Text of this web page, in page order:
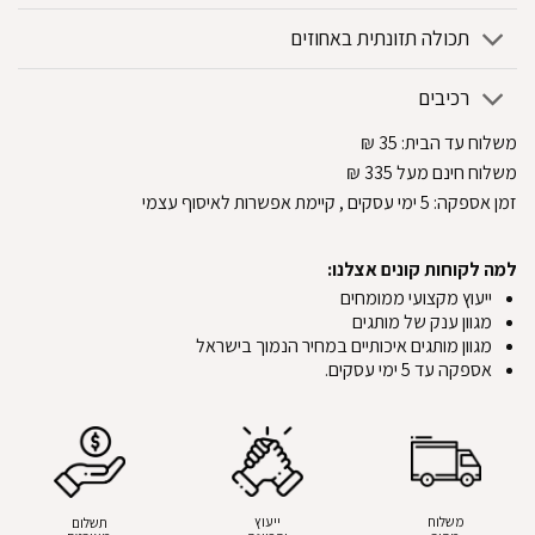
תכולה תזונתית באחוזים
רכיבים
משלוח עד הבית:
₪
משלוח חינם מעל 335
₪
זמן אספקה: 5ימי עסקים, קיימת אפשרות לאיסוף עצמי
למה לקוחות קונים אצלנו:
ייעוץ מקצועי ממומחים
מגוון ענק של מותגים
מגוון מותגים איכותיים במחיר הנמוך בישראל
אספקה עד 5 ימי עסקים.
משלוח
ייעוץ
תשלום